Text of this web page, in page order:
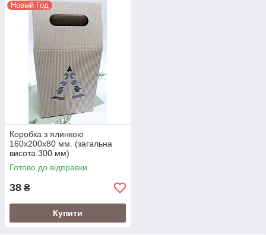
Новый Год
Коробка з ялинкою
160х200х80 мм. (загальна
висота 300 мм)
Готово до відправки
38 ₴
Купити